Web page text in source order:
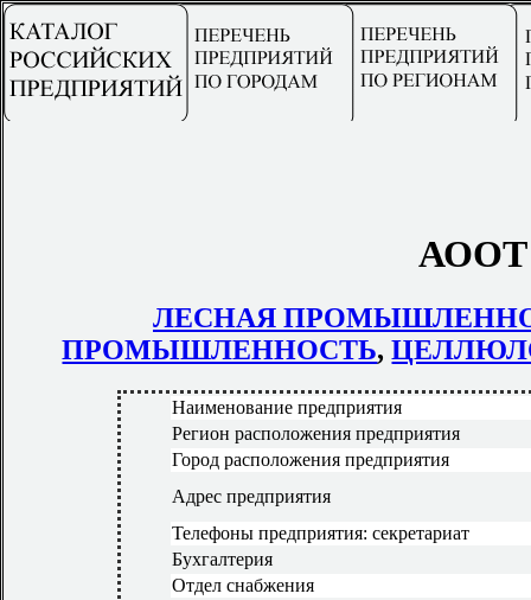
АООТ
ЛЕСНАЯ
ПРОМЫШЛЕННОСТЬ,
Наименование предприятия
Регион расположения предприятия
Город расположения предприятия
Адрес предприятия
Телефоны предприятия: секретариат
Бухгалтерия
Отдел снабжения